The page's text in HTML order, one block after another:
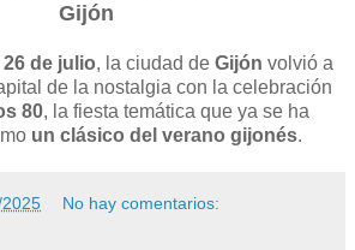
Gijón
de julio, la ciudad de Gijón volvió a
de la nostalgia con la celebración
80, la fiesta temática que ya se ha
un clásico del verano gijonés.
No hay comentarios: